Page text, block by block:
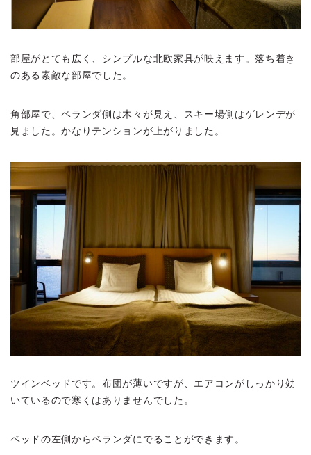
部屋がとても広く、シンプルな北欧家具が映えます。落ち着き
のある素敵な部屋でした。
角部屋で、ベランダ側は木々が見え、スキー場側はゲレンデが
見ました。かなりテンションが上がりました。
ツインベッドです。布団が薄いですが、エアコンがしっかり効
いているので寒くはありませんでした。
ベッドの左側からベランダにでることができます。